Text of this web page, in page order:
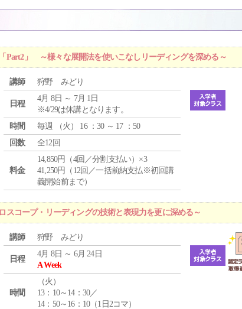
Part2」 ～様々な展開法を使いこなしリーディングを深める～
講師 狩野 みどり
日程
4月 8日 ～ 7月 1日
※4/29は休講となります。
時間
毎週 （火 ） 16 ：30 ～ 17 ：50
回数
全12回
料金
14,850円（4回／分割支払い）×3
41,250円（12回／一括前納支払※初回講
義開始前まで）
コープ・リーディングの技術と表現力を更に深める～
講師 狩野 みどり
日程
4月 8日 ～ 6月 24日
A Week
時間
（火 ）
13：10～14：30／
14：50～16：10（1日2コマ）